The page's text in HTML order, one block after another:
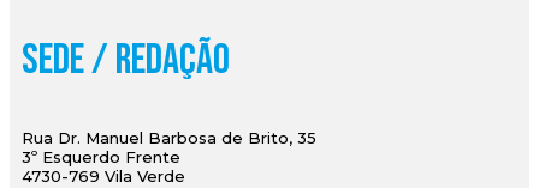
Sede / Redação
Rua Dr. Manuel Barbosa de Brito, 35
3º Esquerdo Frente
4730-769 Vila Verde